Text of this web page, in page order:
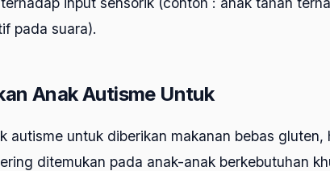
pada suara).
Anak Autisme Untuk
autisme untuk diberikan makanan bebas gluten,
ditemukan pada anak-anak berkebutuhan